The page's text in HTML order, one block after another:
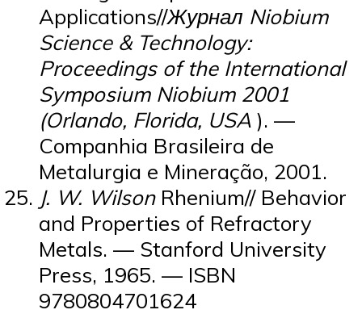
Applications//Журнал Niobium
Science & Technology:
Proceedings of the International
Symposium Niobium 2001
(Orlando, Florida, USA ). —
Companhia Brasileira de
Metalurgia e Mineração, 2001.
J. W. WilsonRhenium// Behavior
and Properties of Refractory
Metals. — Stanford University
Press, 1965. — ISBN
9780804701624